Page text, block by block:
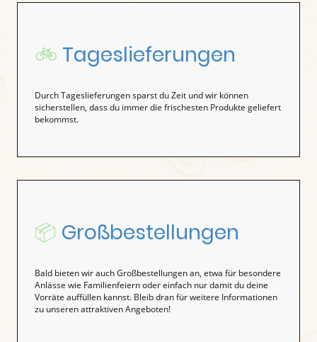
🚲 Tageslieferungen
Durch Tageslieferungen sparst du Zeit und wir können
sicherstellen, dass du immer die frischesten Produkte geliefert
bekommst.
📦 Großbestellungen
Bald bieten wir auch Großbestellungen an, etwa für besondere
Anlässe wie Familienfeiern oder einfach nur damit du deine
Vorräte auffüllen kannst. Bleib dran für weitere Informationen
zu unseren attraktiven Angeboten!